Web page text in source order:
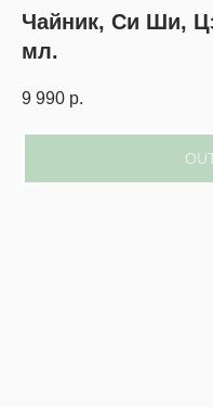
Чайник, Си Ши,
мл.
9 990 р.